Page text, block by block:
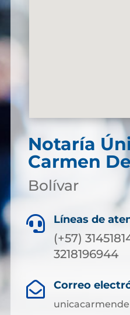
Notaría
Carmen
Bolívar
 Líneas de
(+57)
3218196944
 Correo